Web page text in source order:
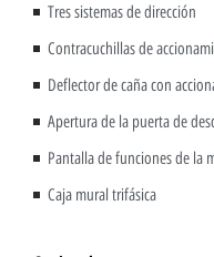
Tres sistemas de dirección
Contracuchillas de
Deflector de caña con
Apertura de la puerta de
Pantalla de funciones de la
Caja mural trifásica